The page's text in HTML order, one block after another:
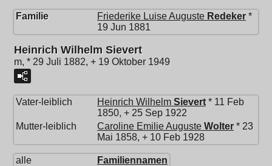
Familie Friederike Luise Auguste Redeker *
19 Jun 1881
Heinrich Wilhelm Sievert
m, * 29 Juli 1882, + 19 Oktober 1949
Vater-leiblich Heinrich Wilhelm Sievert * 11 Feb
1850, + 25 Sep 1922
Mutter-leiblich
Caroline Emilie Auguste Wolter * 23
Mai 1858, + 10 Feb 1928
alle Familiennamen